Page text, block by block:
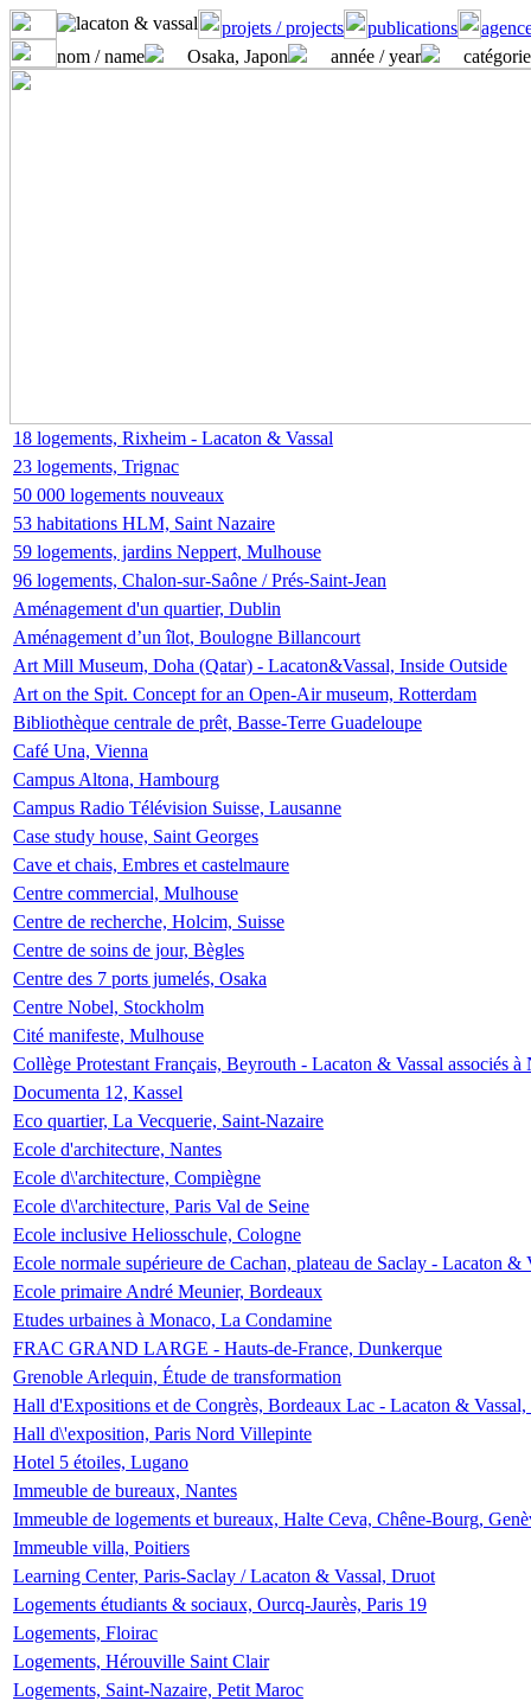
projets / projects publications
nom / name
Osaka, Japon année / year
18 logements, Rixheim - Lacaton & Vassal
23 logements, Trignac
50 000 logements nouveaux
53 habitations HLM, Saint Nazaire
59 logements, jardins Neppert, Mulhouse
96 logements, Chalon-sur-Saône / Prés-Saint-Jean
Aménagement d'un quartier, Dublin
Aménagement d’un îlot, Boulogne Billancourt
Art Mill Museum, Doha (Qatar) - Lacaton&Vassal, Inside Outside
Art on the Spit. Concept for an Open-Air museum, Rotterdam
Bibliothèque centrale de prêt, Basse-Terre Guadeloupe
Café Una, Vienna
Campus Altona, Hambourg
Campus Radio Télévision Suisse, Lausanne
Case study house, Saint Georges
Cave et chais, Embres et castelmaure
Centre commercial, Mulhouse
Centre de recherche, Holcim, Suisse
Centre de soins de jour, Bègles
Centre des 7 ports jumelés, Osaka
Centre Nobel, Stockholm
Cité manifeste, Mulhouse
Collège Protestant Français, Beyrouth - Lacaton & Vassal associés
Documenta 12, Kassel
Eco quartier, La Vecquerie, Saint-Nazaire
Ecole d'architecture, Nantes
Ecole d\'architecture, Compiègne
Ecole d\'architecture, Paris Val de Seine
Ecole inclusive Heliosschule, Cologne
Ecole normale supérieure de Cachan, plateau de Saclay - Lacaton &
Ecole primaire André Meunier, Bordeaux
Etudes urbaines à Monaco, La Condamine
FRAC GRAND LARGE - Hauts-de-France, Dunkerque
Grenoble Arlequin, Étude de transformation
Hall d'Expositions et de Congrès, Bordeaux Lac - Lacaton &
Hall d\'exposition, Paris Nord Villepinte
Hotel 5 étoiles, Lugano
Immeuble de bureaux, Nantes
Immeuble de logements et bureaux, Halte Ceva, Chêne-Bourg,
Immeuble villa, Poitiers
Learning Center, Paris-Saclay / Lacaton & Vassal, Druot
Logements étudiants & sociaux, Ourcq-Jaurès, Paris 19
Logements, Floirac
Logements, Hérouville Saint Clair
Logements, Saint-Nazaire, Petit Maroc